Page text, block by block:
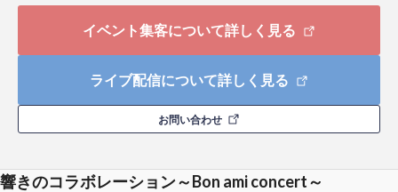
イベント集客について詳しく見る
ライブ配信について詳しく見る
お問い合わせ
響きのコラボレーション～Bon ami concert～